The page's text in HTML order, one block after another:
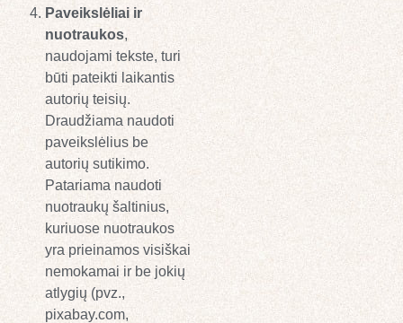
Paveikslėliai ir
nuotraukos,
naudojami tekste, turi
būti pateikti laikantis
autorių teisių.
Draudžiama naudoti
paveikslėlius be
autorių sutikimo.
Patariama naudoti
nuotraukų šaltinius,
kuriuose nuotraukos
yra prieinamos visiškai
nemokamai ir be jokių
atlygių (pvz.,
pixabay.com,